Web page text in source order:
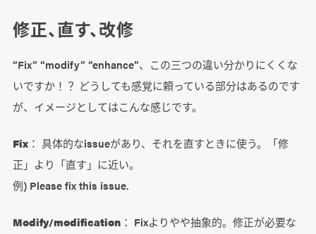
修正、直す、改修
“Fix” “modify” “enhance”、この三つの違い分かりにくくな
いですか！？ どうしても感覚に頼っている部分はあるのです
が、イメージとしてはこんな感じです。
Fix： 具体的なissueがあり、それを直すときに使う。「修
正」より「直す」に近い。
例) Please fix this issue.
Modify/modification： Fixよりやや抽象的。修正が必要な